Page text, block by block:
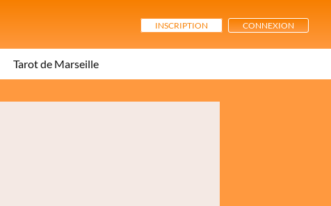
INSCRIPTION CONNEXION
Tarot de Marseille